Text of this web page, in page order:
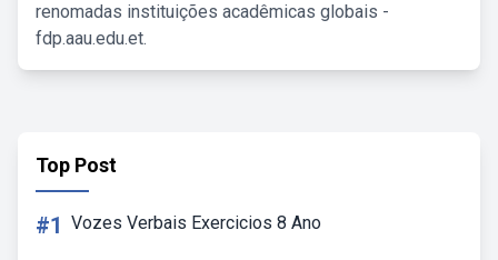
renomadas instituições acadêmicas globais -
fdp.aau.edu.et.
Top Post
#1 Vozes Verbais Exercicios 8 Ano